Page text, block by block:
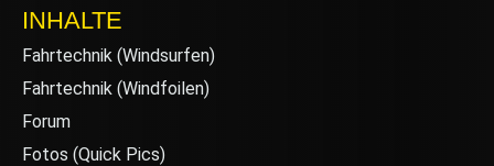
INHALTE
Fahrtechnik (Windsurfen)
Fahrtechnik (Windfoilen)
Forum
Fotos (Quick Pics)